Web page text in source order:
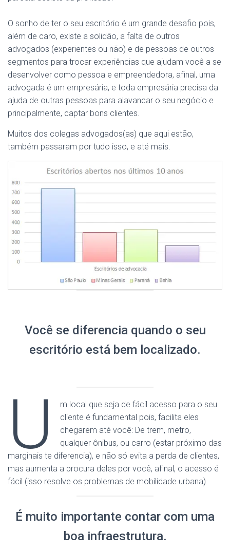
O sonho de ter o seu escritório é um grande desafio pois,
além de caro, existe a solidão, a falta de outros
advogados (experientes ou não) e de pessoas de outros
segmentos para trocar experiências que ajudam você a se
desenvolver como pessoa e empreendedora, afinal, uma
advogada é um empresária, e toda empresária precisa da
ajuda de outras pessoas para alavancar o seu negócio e
principalmente, captar bons clientes.
Muitos dos colegas advogados(as) que aqui estão,
também passaram por tudo isso, e até mais.
Você se diferencia quando o seu
escritório está bem localizado.
U
m local que seja de fácil acesso para o seu
cliente é fundamental pois, facilita eles
chegarem até você: De trem, metro,
qualquer ônibus, ou carro (estar próximo das
marginais te diferencia), e não só evita a perda de clientes,
mas aumenta a procura deles por você, afinal, o acesso é
fácil (isso resolve os problemas de mobilidade urbana).
É muito importante contar com uma
boa infraestrutura.